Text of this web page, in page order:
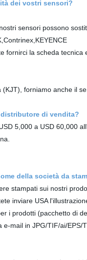
dei vostri sensori?
sensori possono
fornirci la scheda
forniamo anche il
di vendita?
5,000 a USD 60,000
della società da
stampati sui nostri
inviare USA
i prodotti (pacchetto di
e-mail in JPG/TIF/ai/EPS/